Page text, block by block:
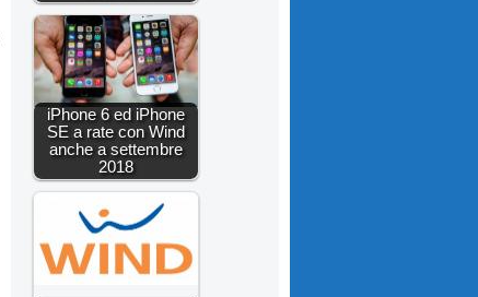
iPhone 6 ed iPhone
SE a rate con Wind
anche a settembre
2018